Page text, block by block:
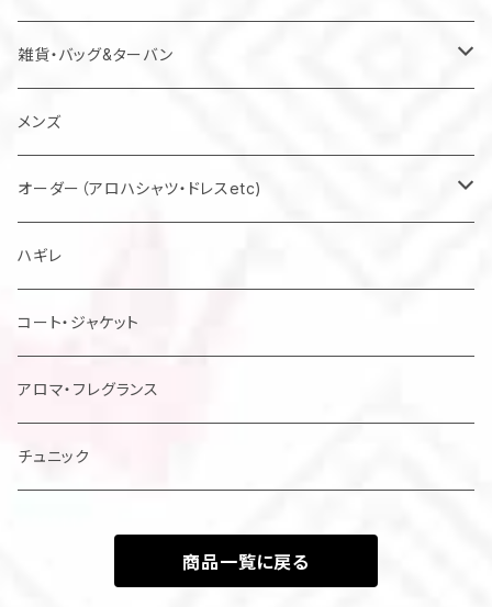
雑貨・バッグ&ターバン
バッグ
マスク
メンズ
オーダー（アロハシャツ・ドレスetc)
メンズアロハシャツ他
レディスドレス・シャツ他
ハギレ
コート・ジャケット
アロマ・フレグランス
チュニック
商品一覧に戻る